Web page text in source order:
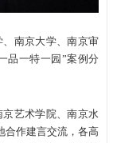
南京大学、南京审
品一特一园”案例分
艺术学院、南京水
合作建言交流，各高